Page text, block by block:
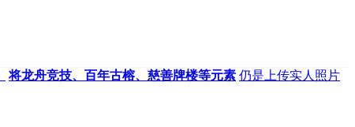
将龙舟竞技、百年古榕、慈善牌楼等元素 仍是上传实人照片